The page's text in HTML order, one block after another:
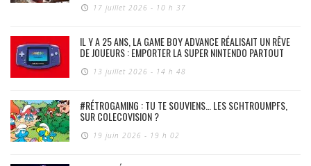
17 juillet 2026 - 10 h 37
IL Y A 25 ANS, LA GAME BOY ADVANCE RÉALISAIT UN RÊVE
DE JOUEURS : EMPORTER LA SUPER NINTENDO PARTOUT
13 juillet 2026 - 14 h 48
#RÉTROGAMING : TU TE SOUVIENS… LES SCHTROUMPFS,
SUR COLECOVISION ?
19 juin 2026 - 19 h 02